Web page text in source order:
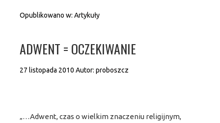
Opublikowano w: Artykuły
ADWENT = OCZEKIWANIE
27 listopada 2010 Autor: proboszcz
„…Adwent, czas o wielkim znaczeniu religijnym,